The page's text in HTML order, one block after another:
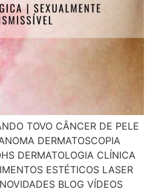
TOVO CÂNCER DE PELE
DERMATOSCOPIA
DERMATOLOGIA CLÍNICA
ESTÉTICOS LASER
BLOG VÍDEOS